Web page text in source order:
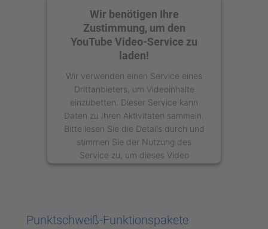
Wir benötigen Ihre
Zustimmung, um den
YouTube Video-Service zu
laden!
Wir verwenden einen Service eines
Drittanbieters, um Videoinhalte
einzubetten. Dieser Service kann
Daten zu Ihren Aktivitäten sammeln.
Bitte lesen Sie die Details durch und
stimmen Sie der Nutzung des
Service zu, um dieses Video
anzusehen.
Punktschweiß-Funktionspakete